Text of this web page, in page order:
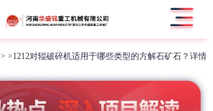
> >1212对辊破碎机适用于哪些类型的方解石矿石？详情